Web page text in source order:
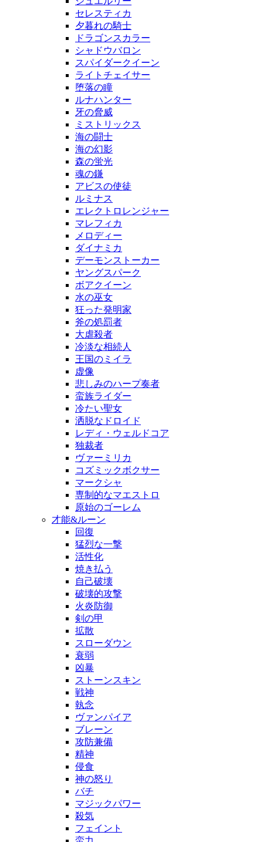
セレスティカ
夕暮れの騎士
ドラゴンスカラー
シャドウバロン
スパイダークイーン
ライトチェイサー
堕落の瞳
ルナハンター
牙の脅威
ミストリックス
海の闘士
海の幻影
森の蛍光
魂の鎌
アビスの使徒
ルミナス
エレクトロレンジャー
マレフィカ
メロディー
ダイナミカ
デーモンストーカー
ヤングスパーク
ボアクイーン
水の巫女
狂った発明家
斧の処罰者
大虐殺者
冷淡な相続人
王国のミイラ
虚像
悲しみのハープ奏者
蛮族ライダー
冷たい聖女
洒脱なドロイド
レディ・ウェルドコア
独裁者
ヴァーミリカ
コズミックボクサー
マークシャ
専制的なマエストロ
原始のゴーレム
才能&ルーン
回復
猛烈な一撃
活性化
焼き払う
自己破壊
破壊的攻撃
火炎防御
剣の甲
拡散
スローダウン
衰弱
凶暴
ストーンスキン
戦神
執念
ヴァンパイア
ブレーン
攻防兼備
精神
侵食
神の怒り
バチ
マジックパワー
殺気
フェイント